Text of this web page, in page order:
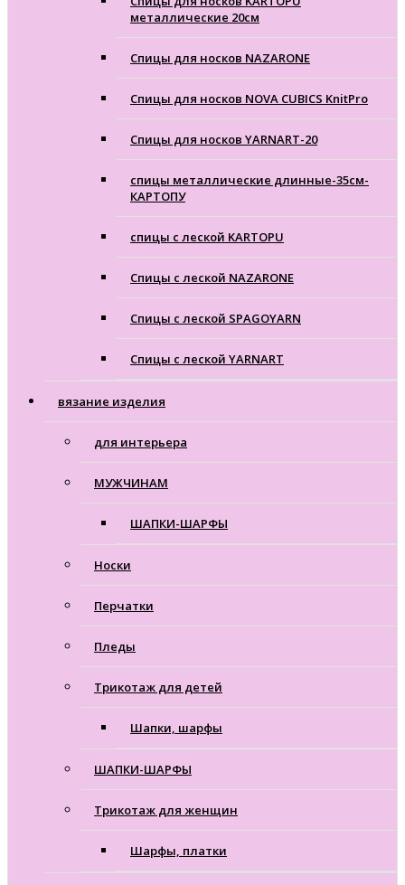
металлические 20см
Спицы для носков NAZARONE
Спицы для носков NOVA CUBICS KnitPro
Спицы для носков YARNART-20
спицы металлические длинные-35см-
КАРТОПУ
спицы с леской KARTOPU
Спицы с леской NAZARONE
Спицы с леской SPAGOYARN
Спицы с леской YARNART
вязание изделия
для интерьера
МУЖЧИНАМ
ШАПКИ-ШАРФЫ
Носки
Перчатки
Пледы
Трикотаж для детей
Шапки, шарфы
ШАПКИ-ШАРФЫ
Трикотаж для женщин
Шарфы, платки